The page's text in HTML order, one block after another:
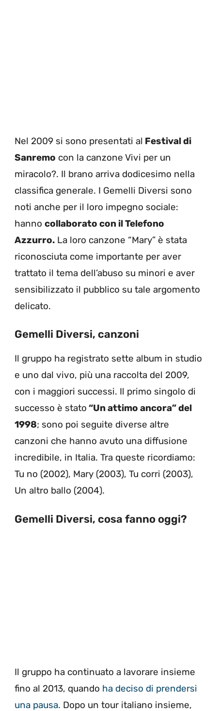
Nel 2009 si sono presentati al Festival di
Sanremo con la canzone Vivi per un
miracolo?. Il brano arriva dodicesimo nella
classifica generale. I Gemelli Diversi sono
noti anche per il loro impegno sociale:
hanno collaborato con il Telefono
Azzurro. La loro canzone “Mary” è stata
riconosciuta come importante per aver
trattato il tema dell’abuso su minori e aver
sensibilizzato il pubblico su tale argomento
delicato.
Gemelli Diversi, canzoni
Il gruppo ha registrato sette album in studio
e uno dal vivo, più una raccolta del 2009,
con i maggiori successi. Il primo singolo di
successo è stato “Un attimo ancora” del
1998; sono poi seguite diverse altre
canzoni che hanno avuto una diffusione
incredibile, in Italia. Tra queste ricordiamo:
Tu no (2002), Mary (2003), Tu corri (2003),
Un altro ballo (2004).
Gemelli Diversi, cosa fanno oggi?
Il gruppo ha continuato a lavorare insieme
fino al 2013, quando ha deciso di prendersi
una pausa. Dopo un tour italiano insieme,